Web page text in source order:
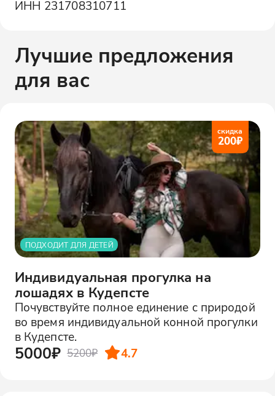
ИНН 231708310711
Лучшие предложения
для вас
скидка
200₽
ПОДХОДИТ ДЛЯ ДЕТЕЙ
Индивидуальная прогулка на
лошадях в Кудепсте
Почувствуйте полное единение с природой
во время индивидуальной конной прогулки
в Кудепсте.
5000₽ 5200₽ 4.7